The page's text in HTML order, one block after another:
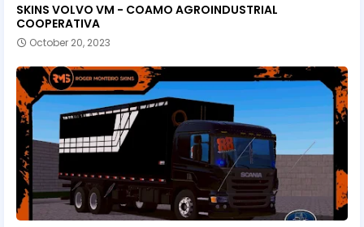
SKINS VOLVO VM - COAMO AGROINDUSTRIAL
COOPERATIVA
October 20, 2023